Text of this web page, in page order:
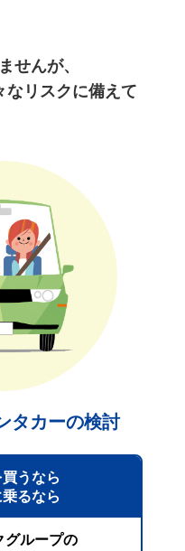
せんが、
なリスクに備えて
タカーの検討
うなら
るなら
グループの